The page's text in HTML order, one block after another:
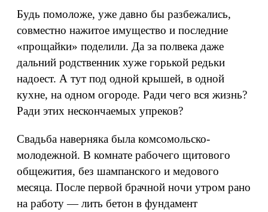
Будь помоложе, уже давно бы разбежались,
совместно нажитое имущество и последние
«прощайки» поделили. Да за полвека даже
дальний родственник хуже горькой редьки
надоест. А тут под одной крышей, в одной
кухне, на одном огороде. Ради чего вся жизнь?
Ради этих нескончаемых упреков?
Свадьба наверняка была комсомольско-
молодежной. В комнате рабочего щитового
общежития, без шампанского и медового
месяца. После первой брачной ночи утром рано
на работу — лить бетон в фундамент